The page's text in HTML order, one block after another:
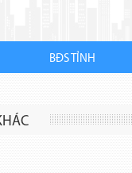
BĐS TỈNH